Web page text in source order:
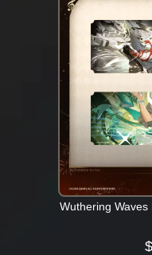
Wuthering
$